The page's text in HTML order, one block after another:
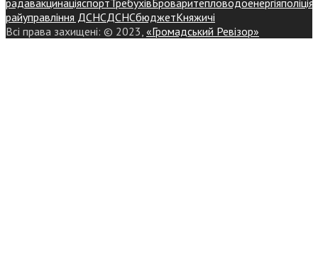
райуправління ДСНСДСНСбюджетКняжичі
Всі права захищені: © 2023, «Громадський Ревізор»